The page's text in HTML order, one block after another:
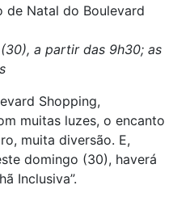
de Natal do Boulevard
a partir das 9h30; as
Shopping,
muitas luzes, o encanto
muita diversão. E,
domingo (30), haverá
Inclusiva”.